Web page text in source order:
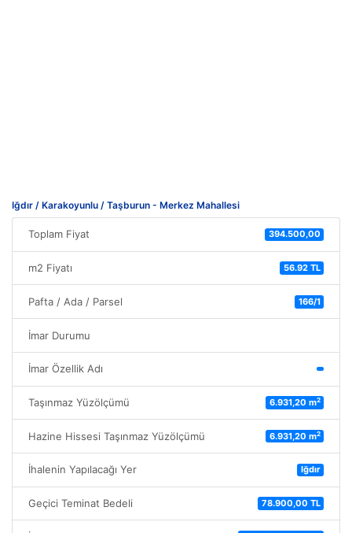
Iğdır / Karakoyunlu / Taşburun - Merkez Mahallesi
Toplam Fiyat 394.500,00
m2 Fiyatı 56.92 TL
Pafta / Ada / Parsel 166/1
İmar Durumu
İmar Özellik Adı
Taşınmaz Yüzölçümü 6.931,20 m2
Hazine Hissesi Taşınmaz Yüzölçümü 6.931,20 m2
İhalenin Yapılacağı Yer Iğdır
Geçici Teminat Bedeli 78.900,00 TL